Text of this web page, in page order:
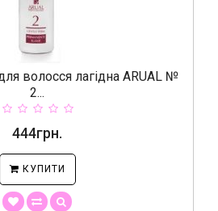
волосся лагідна ARUAL №
2...
444грн.
КУПИТИ